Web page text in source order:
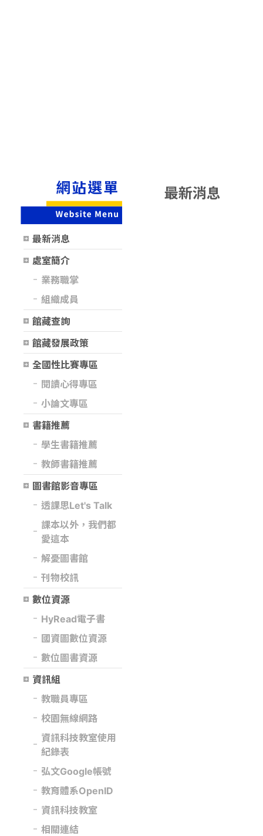
最新消息
處室簡介
業務職掌
組織成員
館藏查詢
館藏發展政策
全國性比賽專區
閱讀心得專區
小論文專區
書籍推薦
學生書籍推薦
教師書籍推薦
圖書館影音專區
透課思Let's Talk
課本以外，我們都
愛這本
解憂圖書館
刊物校訊
數位資源
HyRead電子書
國資圖數位資源
數位圖書資源
資訊組
教職員專區
校園無線網路
資訊科技教室使用
紀錄表
弘文Google帳號
教育體系OpenID
資訊科技教室
相關連結
最新消息